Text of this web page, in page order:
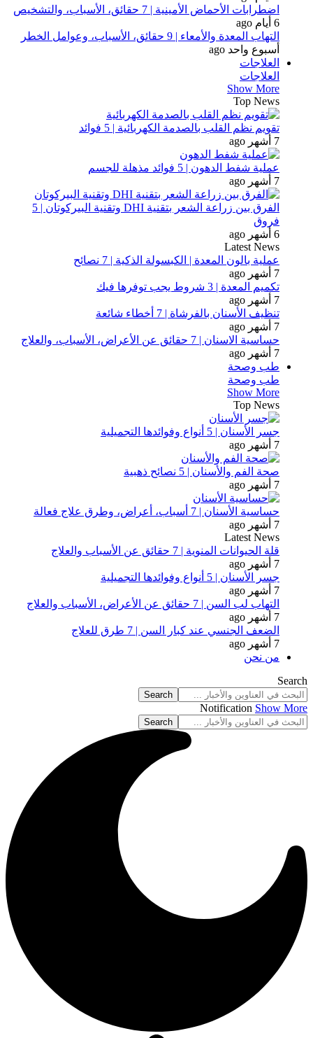
اضطرابات الأحماض الأمينية | 7 حقائق، الأسباب، والتشخيص
6 أيام ago
التهاب المعدة والأمعاء | 9 حقائق، الأسباب، وعوامل الخطر
أسبوع واحد ago
العلاجات
العلاجات
Show More
Top News
تقويم نظم القلب بالصدمة الكهربائية | 5 فوائد
7 أشهر ago
عملية شفط الدهون | 5 فوائد مذهلة للجسم
7 أشهر ago
الفرق بين زراعة الشعر بتقنية DHI وتقنية البيركوتان | 5
فروق
6 أشهر ago
Latest News
عملية بالون المعدة | الكبسولة الذكية | 7 نصائح
7 أشهر ago
تكميم المعدة | 3 شروط يجب توفرها فيك
7 أشهر ago
تنظيف الأسنان بالفرشاة | 7 أخطاء شائعة
7 أشهر ago
حساسية الاسنان | 7 حقائق عن الأعراض، الأسباب، والعلاج
7 أشهر ago
طب وصحة
طب وصحة
Show More
Top News
جسر الأسنان | 5 أنواع وفوائدها التجميلية
7 أشهر ago
صحة الفم والأسنان | 5 نصائح ذهبية
7 أشهر ago
حساسية الأسنان | 7 أسباب، أعراض، وطرق علاج فعالة
7 أشهر ago
Latest News
قلة الحيوانات المنوية | 7 حقائق عن الأسباب والعلاج
7 أشهر ago
جسر الأسنان | 5 أنواع وفوائدها التجميلية
7 أشهر ago
التهاب لب السن | 7 حقائق عن الأعراض، الأسباب والعلاج
7 أشهر ago
الضعف الجنسي عند كبار السن | 7 طرق للعلاج
7 أشهر ago
من نحن
Search
Notification Show More